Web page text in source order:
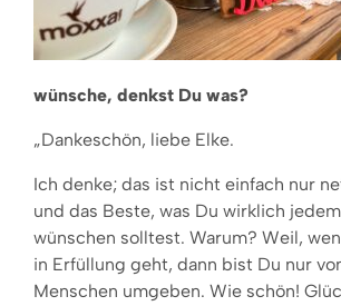
wünsche, denkst Du was?
„Dankeschön, liebe Elke.
Ich denke; das ist nicht einfach nur
und das Beste, was Du wirklich
wünschen solltest. Warum? Weil,
in Erfüllung geht, dann bist Du nur
Menschen umgeben. Wie schön!